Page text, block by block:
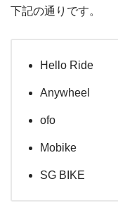
下記の通りです。
Hello Ride
Anywheel
ofo
Mobike
SG BIKE